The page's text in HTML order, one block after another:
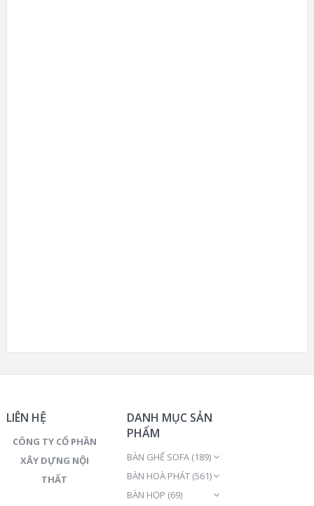
LIÊN HỆ
CÔNG TY CỔ PHẦN
XÂY DỰNG NỘI
THẤT
DANH MỤC SẢN
PHẨM
BÀN GHẾ SOFA (189)
BÀN HOÀ PHÁT (561)
BÀN HỌP (69)